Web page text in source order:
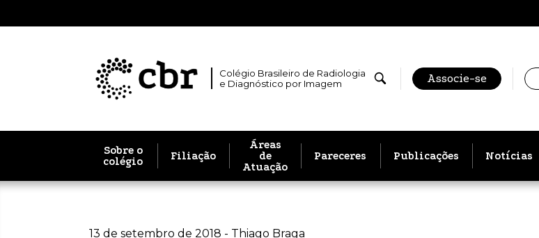
Colégio Brasileiro de Radiologia
e Diagnóstico por Imagem
Associe-se
Sobre o
colégio
Filiação
Áreas
de
Atuação
Pareceres Publicações Notícias
13 de setembro de 2018 - Thiago Braga